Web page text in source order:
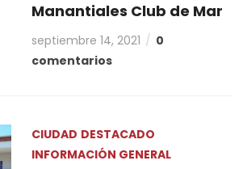
Manantiales Club de Mar
septiembre 14, 2021
0
comentarios
CIUDAD DESTACADO
INFORMACIÓN GENERAL